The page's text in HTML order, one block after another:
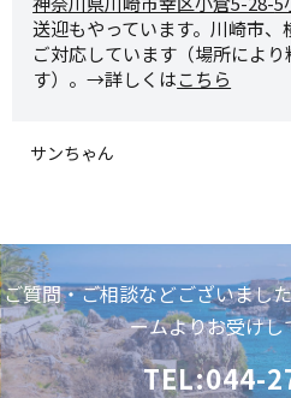
送迎もやっています。川崎市
ご対応しています（場所によ
す）。→詳しくはこちら
サンちゃん
ご質問・ご相談などございまし
ームよりお受けし
TEL:044-